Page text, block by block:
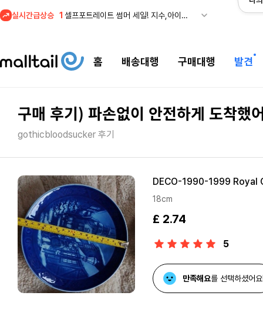
실시간급상승 1
4
REI) 아크테릭스 감마 시리즈 아우터 최대 50% 할인
홈 배송대행 구매대행 발견
구매 후기) 파손없이 안전하게 도착했
gothicbloodsucker 후기
DECO-1990-1999 Royal
18cm
£ 2.74
5
만족해요를 선택하셨어